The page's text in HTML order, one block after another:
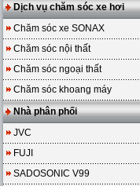
Dịch vụ chăm sóc xe hơi
Chăm sóc xe SONAX
Chăm sóc nội thất
Chăm sóc ngoại thất
Chăm sóc khoang máy
Nhà phân phối
JVC
FUJI
SADOSONIC V99